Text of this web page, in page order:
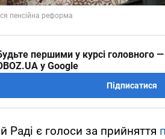
першими у курсі головного
у Google
Підписатися
Раді є голоси за прийняття